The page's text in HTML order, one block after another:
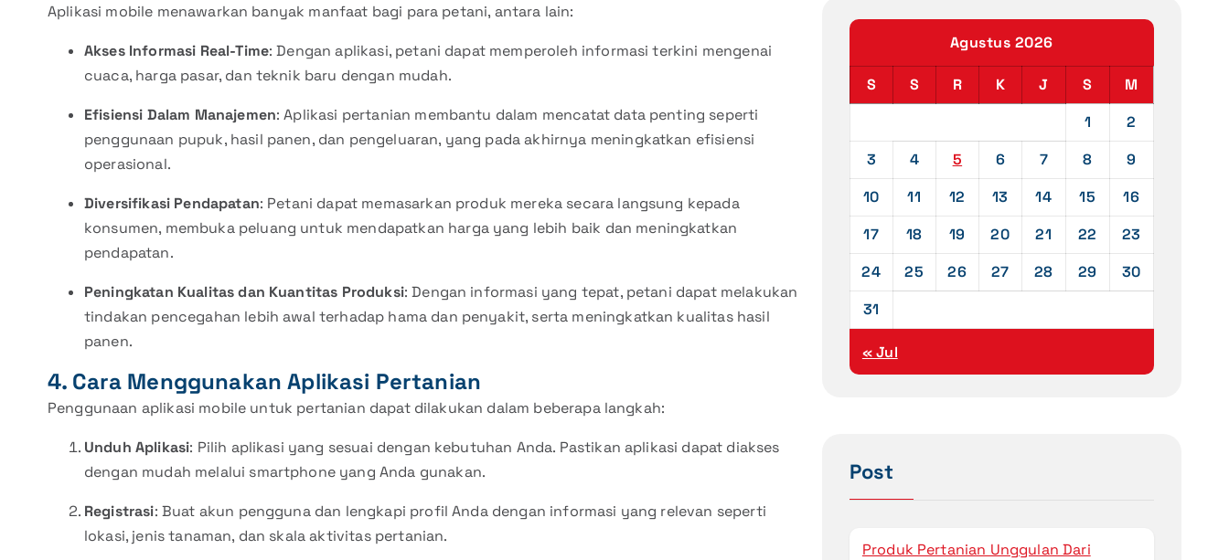
Aplikasi mobile menawarkan banyak manfaat bagi para petani, antara lain:
Akses Informasi Real-Time: Dengan aplikasi, petani dapat memperoleh informasi terkini mengenai
cuaca, harga pasar, dan teknik baru dengan mudah.
Efisiensi Dalam Manajemen: Aplikasi pertanian membantu dalam mencatat data penting seperti
penggunaan pupuk, hasil panen, dan pengeluaran, yang pada akhirnya meningkatkan efisiensi
operasional.
Diversifikasi Pendapatan: Petani dapat memasarkan produk mereka secara langsung kepada
konsumen, membuka peluang untuk mendapatkan harga yang lebih baik dan meningkatkan
pendapatan.
Peningkatan Kualitas dan Kuantitas Produksi: Dengan informasi yang tepat, petani dapat melakukan
tindakan pencegahan lebih awal terhadap hama dan penyakit, serta meningkatkan kualitas hasil
panen.
4. Cara Menggunakan Aplikasi Pertanian
Penggunaan aplikasi mobile untuk pertanian dapat dilakukan dalam beberapa langkah:
Unduh Aplikasi: Pilih aplikasi yang sesuai dengan kebutuhan Anda. Pastikan aplikasi dapat diakses
dengan mudah melalui smartphone yang Anda gunakan.
Registrasi: Buat akun pengguna dan lengkapi profil Anda dengan informasi yang relevan seperti
lokasi, jenis tanaman, dan skala aktivitas pertanian.
Agustus 2026
S S R K J S
M
1
2
3
4 5 6 7 8
9
10
11 12 13 14 15
16
17
18 19 20 21 22
23
24
25 26 27 28 29
30
31
« Jul
Post
Produk Pertanian Unggulan Dari